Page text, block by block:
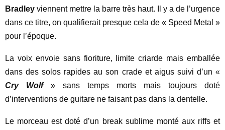
Bradley viennent mettre la barre très haut. Il y a de l’urgence
dans ce titre, on qualifierait presque cela de « Speed Metal »
pour l’époque.
La voix envoie sans fioriture, limite criarde mais emballée
dans des solos rapides au son crade et aigus suivi d’un «
Cry Wolf
» sans temps morts mais toujours doté
d’interventions de guitare ne faisant pas dans la dentelle.
Le morceau est doté d’un break sublime monté aux riffs et